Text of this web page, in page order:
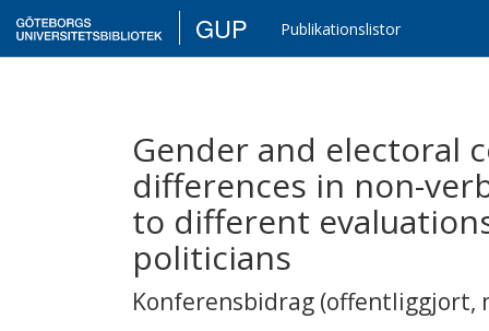
GUP Publikationslistor
Gender and electoral
differences in non-
to different
politicians
Konferensbidrag (offentliggjort,